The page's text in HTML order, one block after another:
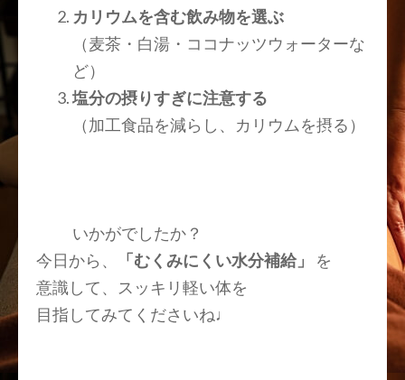
カリウムを含む飲み物を選ぶ
（麦茶・白湯・ココナッツウォーターな
ど）
塩分の摂りすぎに注意する
（加工食品を減らし、カリウムを摂る）
いかがでしたか？
今日から、
「むくみにくい水分補給」
を
意識して、スッキリ軽い体を
目指してみてくださいね♩